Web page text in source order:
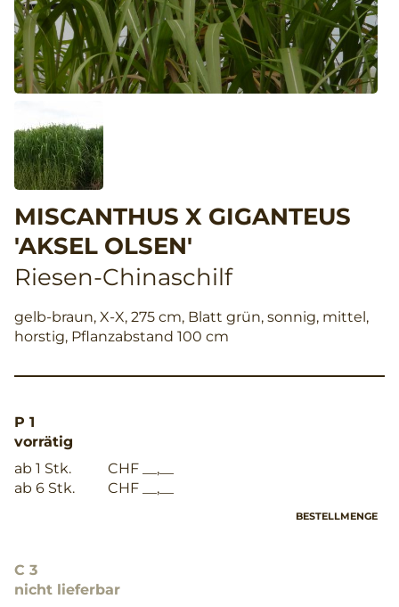
MISCANTHUS X GIGANTEUS
'AKSEL OLSEN'
Riesen-Chinaschilf
gelb-braun, X-X, 275 cm, Blatt grün, sonnig, mittel,
horstig, Pflanzabstand 100 cm
P 1
vorrätig
ab 1 Stk.
CHF __,__
ab 6 Stk.
CHF __,__
BESTELLMENGE
C 3
nicht lieferbar